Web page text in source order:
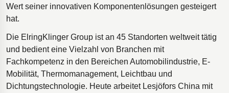
Wert seiner innovativen Komponentenlösungen gesteigert
hat.
Die ElringKlinger Group ist an 45 Standorten weltweit tätig
und bedient eine Vielzahl von Branchen mit
Fachkompetenz in den Bereichen Automobilindustrie, E-
Mobilität, Thermomanagement, Leichtbau und
Dichtungstechnologie. Heute arbeitet Lesjöfors China mit